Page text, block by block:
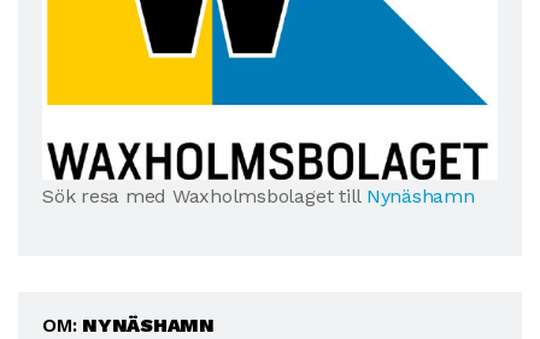
Sök resa med Waxholmsbolaget till Nynäshamn
OM: NYNÄSHAMN